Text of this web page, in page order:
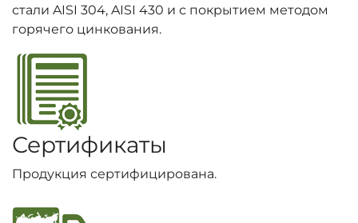
стали AISI 304, AISI 430 и с покрытием методом
горячего цинкования.
Сертификаты
Продукция сертифицирована.